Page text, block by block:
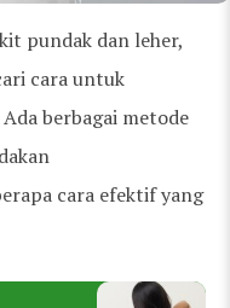
pundak dan leher,
cara untuk
berbagai metode
cara efektif yang